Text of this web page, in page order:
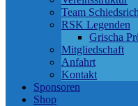
Team
RSK Legenden
Grischa
Mitgliedschaft
Anfahrt
Kontakt
Sponsoren
Shop